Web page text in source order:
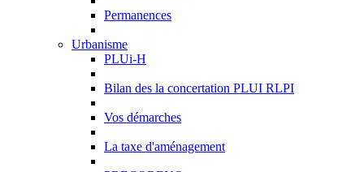
Permanences
Urbanisme
PLUi-H
Bilan des la concertation PLUI RLPI
Vos démarches
La taxe d'aménagement